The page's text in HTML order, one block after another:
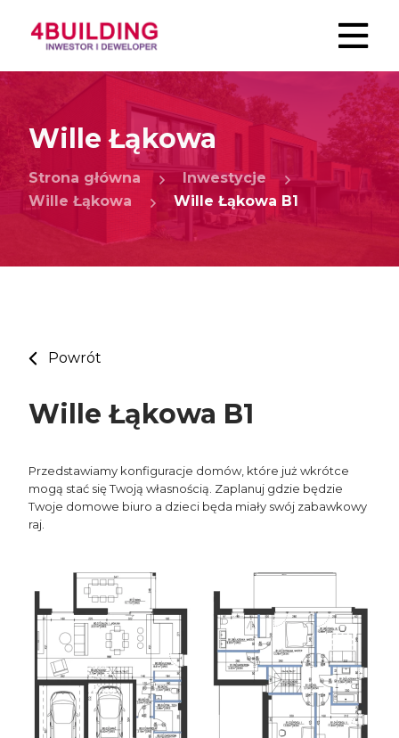
Wille Łąkowa
Strona główna
Inwestycje
Wille Łąkowa
Wille Łąkowa B1
Powrót
Wille Łąkowa B1
Przedstawiamy konfiguracje domów, które już wkrótce
mogą stać się Twoją własnością. Zaplanuj gdzie będzie
Twoje domowe biuro a dzieci będa miały swój zabawkowy
raj.